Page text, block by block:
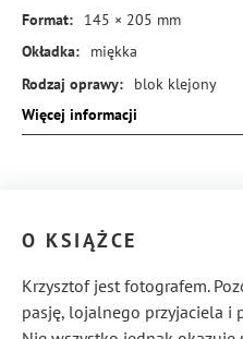
Format:
145 × 205 mm
Okładka:
miękka
Rodzaj oprawy:
blok klejony
ISBN:
978-83-8245-418-5
Więcej informacji
O KSIĄŻCE
Krzysztof jest fotografem.
pasję, lojalnego przyjaciela i